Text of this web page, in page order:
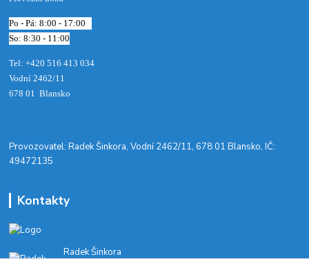
Po - Pá: 8:00 - 17:00
So: 8:30 - 11:00
Tel: +420 516 413 034‬
Vodní 2462/11
678 01 Blansko
​Provozovatel: Radek Šinkora, Vodní 2462/11, 678 01 Blansko, IČ:
49472135
Kontakty
Radek Šinkora